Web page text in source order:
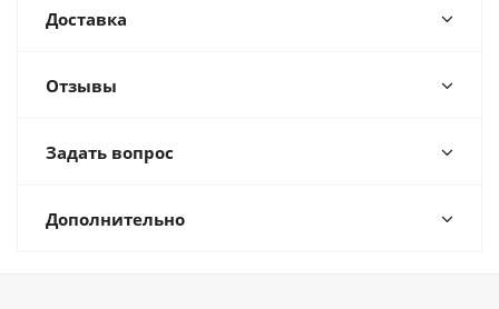
Доставка
Отзывы
Задать вопрос
Дополнительно